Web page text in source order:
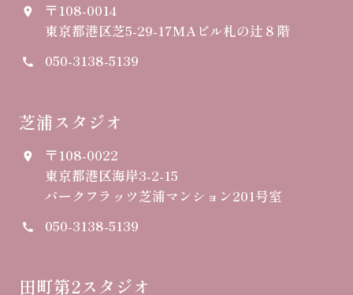
place
〒108-0014
東京都港区芝5-29-17MAビル札の辻８階
call 050-3138-5139
芝浦スタジオ
place
〒108-0022
東京都港区海岸3-2-15
パークフラッツ芝浦マンション201号室
call 050-3138-5139
田町第2スタジオ